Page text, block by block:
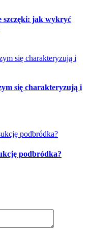
szczęki: jak wykryć
się charakteryzują i
podbródka?